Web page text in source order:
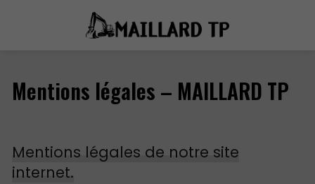
Mentions légales – MAILLARD TP
Mentions légales de notre site
internet.